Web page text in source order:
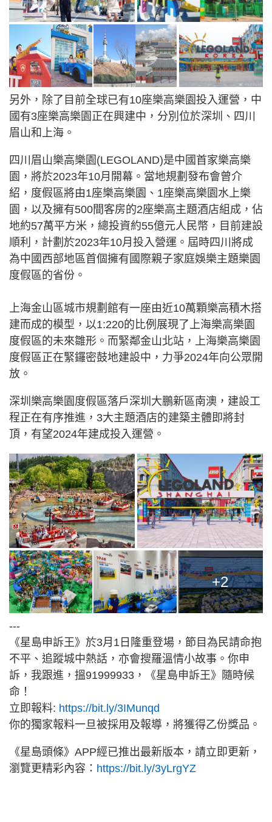
另外，除了目前全球已有10座樂高樂園投入運營，中
國有3座樂高樂園正在興建中，分別位於深圳、四川
眉山和上海。
四川眉山樂高樂園(LEGOLAND)是中國首家樂高樂
園，將於2023年10月開幕。當地規劃發布會曾介
紹，度假區將由1座樂高樂園、1座樂高樂園水上樂
園，以及擁有500間客房的2座樂高主題酒店組成，佔
地約57萬平方米，總投資約55億元人民幣，目前建設
順利，計劃於2023年10月投入營運。屆時四川將成
為中國西部地區首個擁有國際親子家庭娛樂主題樂園
度假區的省份。
上海金山區城市規劃館有一座由近10萬顆樂高積木搭
建而成的模型，以1:220的比例展現了上海樂高樂園
度假區的未來雛形。而緊鄰金山北站，上海樂高樂園
度假區正在緊鑼密鼓地建設中，力爭2024年向公眾開
放。
深圳樂高樂園度假區落戶深圳大鵬新區南澳，建設工
程正在有序推進，3大主題酒店的建築主體即將封
頂，有望2024年建成投入運營。
+2
---
《星島申訴王》於3月1日隆重登場，節目為民請命抱
不平、追蹤城中熱話，亦會搜羅溫情小故事。你申
訴，我跟進，搵91999933，《星島申訴王》隨時候
命！
立即報料: https://bit.ly/3IMunqd
你的獨家報料一旦被採用及報導，將獲得乙份獎品。
《星島頭條》APP經已推出最新版本，請立即更新，
瀏覽更精彩內容： https://bit.ly/3yLrgYZ